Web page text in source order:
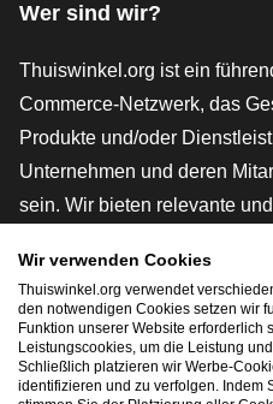
Wer sind wir?
Thuiswinkel.org ist ein
Commerce-Netzwerk, das
Produkte und/oder
Unternehmen und deren
sein. Wir bieten relevante
rechtlichen Instrumenten und
Interessenvertretung,
eine eigene
Academy.
Wir verwenden Cookies
Thuiswinkel.org verwendet
den notwendigen Cookies setzen wir
Funktion unserer Website erforderlich
Leistungscookies, um die Leistung
Schließlich platzieren wir Werbe-
identifizieren und zu verfolgen. Indem